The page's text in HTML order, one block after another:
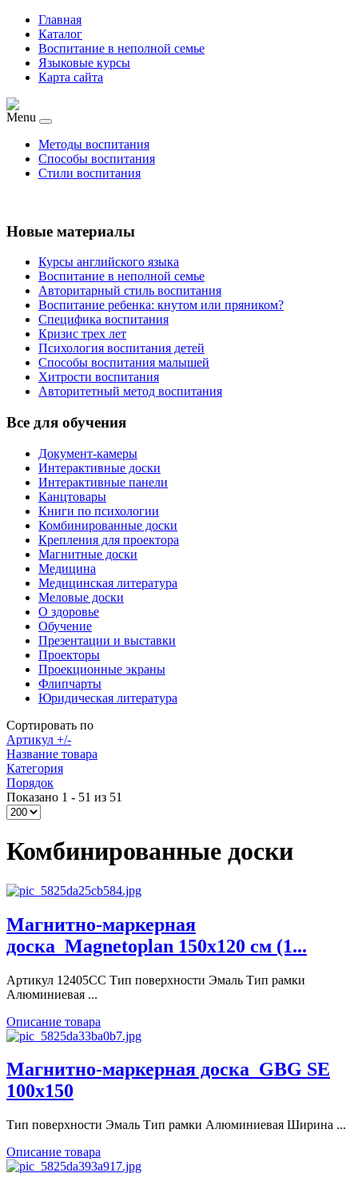
Главная
Каталог
Воспитание в неполной семье
Языковые курсы
Карта сайта
Menu
Методы воспитания
Способы воспитания
Стили воспитания
Новые материалы
Курсы английского языка
Воспитание в неполной семье
Авторитарный стиль воспитания
Воспитание ребенка: кнутом или пряником?
Специфика воспитания
Кризис трех лет
Психология воспитания детей
Способы воспитания малышей
Хитрости воспитания
Авторитетный метод воспитания
Все для обучения
Документ-камеры
Интерактивные доски
Интерактивные панели
Канцтовары
Книги по психологии
Комбинированные доски
Крепления для проектора
Магнитные доски
Медицина
Медицинская литература
Меловые доски
О здоровье
Обучение
Презентации и выставки
Проекторы
Проекционные экраны
Флипчарты
Юридическая литература
Сортировать по
Артикул +/-
Название товара
Категория
Порядок
Показано 1 - 51 из 51
Комбинированные доски
Магнитно-маркерная
доска_Magnetoplan 150x120 см (1...
Артикул 12405CC Тип поверхности Эмаль Тип рамки
Алюминиевая ...
Описание товара
Магнитно-маркерная доска_GBG SE
100x150
Тип поверхности Эмаль Тип рамки Алюминиевая Ширина ...
Описание товара